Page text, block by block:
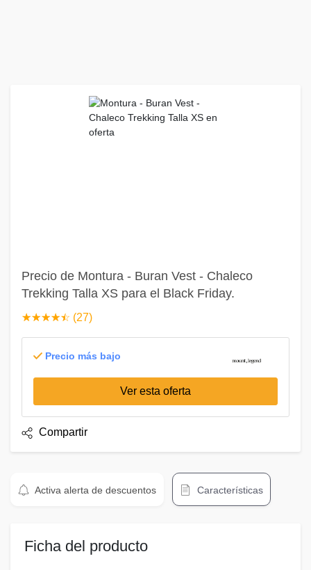
Precio de Montura - Buran Vest - Chaleco
Trekking Talla XS para el Black Friday.
☆☆☆☆☆
★★★★★ (27)
Precio más bajo
Ver esta oferta
Compartir
Activa alerta de descuentos Características
Ficha del producto